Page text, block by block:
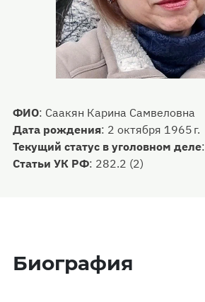
ФИО: Саакян Карина Самвеловна
Дата рождения: 2 октября 1965 г.
Текущий статус в уголовном деле:
Статьи УК РФ: 282.2 (2)
Биография